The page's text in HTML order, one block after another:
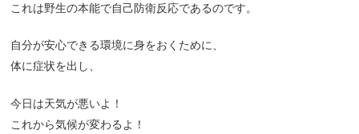
これは野生の本能で自己防衛反応であるのです。
自分が安心できる環境に身をおくために、
体に症状を出し、
今日は天気が悪いよ！
これから気候が変わるよ！